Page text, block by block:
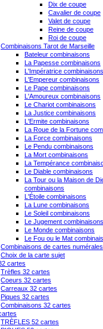
Dix de coupe
Cavalier de coupe
Valet de coupe
Reine de coupe
Roi de coupe
Combinaisons Tarot de Marseille
Bateleur combinaisons
La Papesse combinaisons
L'Impératrice combinaisons
L'Empereur combinaisons
Le Pape combinaisons
L'Amoureux combinaisons
Le Chariot combinaisons
La Justice combinaisons
L'Ermite combinaisons
La Roue de la Fortune
La Force combinaisons
Le Pendu combinaisons
La Mort combinaisons
La Tempérance
Le Diable combinaisons
La Tour ou la Maison de
combinaisons
L'Étoile combinaisons
La Lune combinaisons
Le Soleil combinaisons
Le Jugement combinaisons
Le Monde combinaisons
Le Fou ou le Mat
Combinaisons de cartes numérales
Choix de la carte sujet
cartes
Trèfles 32 cartes
Coeurs 32 cartes
Carreaux 32 cartes
Piques 32 cartes
Combinaisons 32 cartes
TRÈFLES 52 cartes